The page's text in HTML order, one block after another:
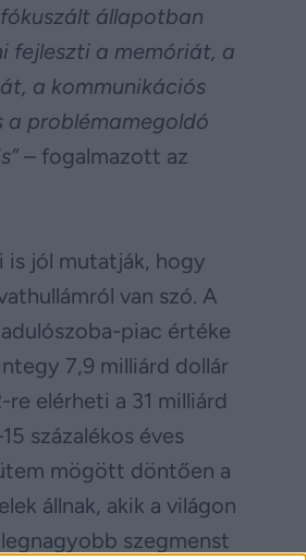
állapotban
fejleszti a memóriát, a
a kommunikációs
a problémamegoldó
– fogalmazott az
is jól mutatják, hogy
van szó. A
piac értéke
7,9 milliárd dollár
elérheti a 31 milliárd
százalékos éves
mögött döntően a
állnak, akik a világon
szegmenst